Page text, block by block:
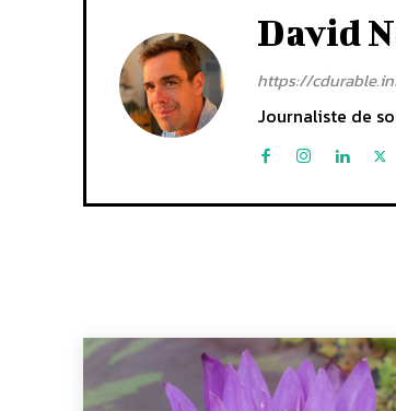
David
https://
Journaliste de